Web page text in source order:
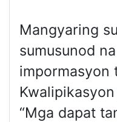
Mangyaring
sumusunod
impormasyon
“Mga dapat